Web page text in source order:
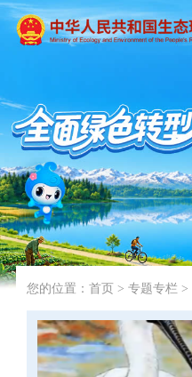
您的位置： 首页> 专题专栏 >